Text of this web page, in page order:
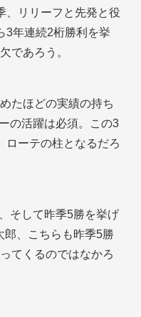
、リリーフと先発と役
3年連続2桁勝利を挙
であろう。
たほどの実績の持ち
の活躍は必須。この3
ローテの柱となるだろ
そして昨季5勝を挙げ
郎、こちらも昨季5勝
てくるのではなかろ